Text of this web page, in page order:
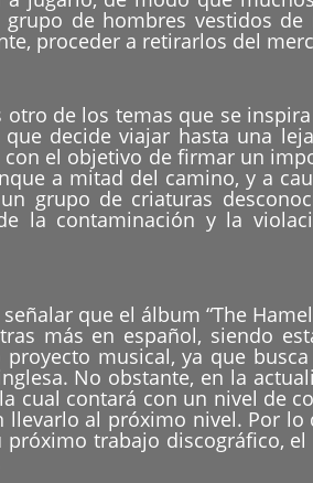
de hombres vestidos
proceder a retirarlos del
otro de los temas que se
decide viajar hasta una
el objetivo de firmar un
a mitad del camino, y a
grupo de criaturas
la contaminación y la
que el álbum “The
más en español, siendo
musical, ya que
No obstante, en la
cual contará con un nivel de
al próximo nivel. Por
trabajo discográfico,